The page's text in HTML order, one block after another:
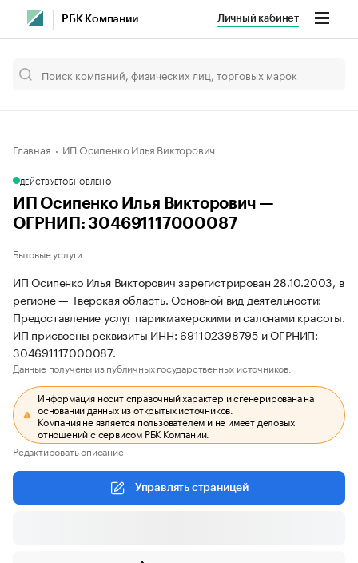
РБК Компании Личный кабинет
Главная ИП Осипенко Илья Викторович
ДЕЙСТВУЕТОБНОВЛЕНО
ИП Осипенко Илья Викторович —
ОГРНИП: 304691117000087
Бытовые услуги
ИП Осипенко Илья Викторович зарегистрирован 28.10.2003, в
регионе — Тверская область. Основной вид деятельности:
Предоставление услуг парикмахерскими и салонами красоты.
ИП присвоены реквизиты ИНН: 691102398795 и ОГРНИП:
304691117000087.
Данные получены из публичных государственных источников.
Информация носит справочный характер и сгенерирована на
основании данных из открытых источников.
Компания не является пользователем и не имеет деловых
отношений с сервисом РБК Компании.
Редактировать описание
Управлять страницей